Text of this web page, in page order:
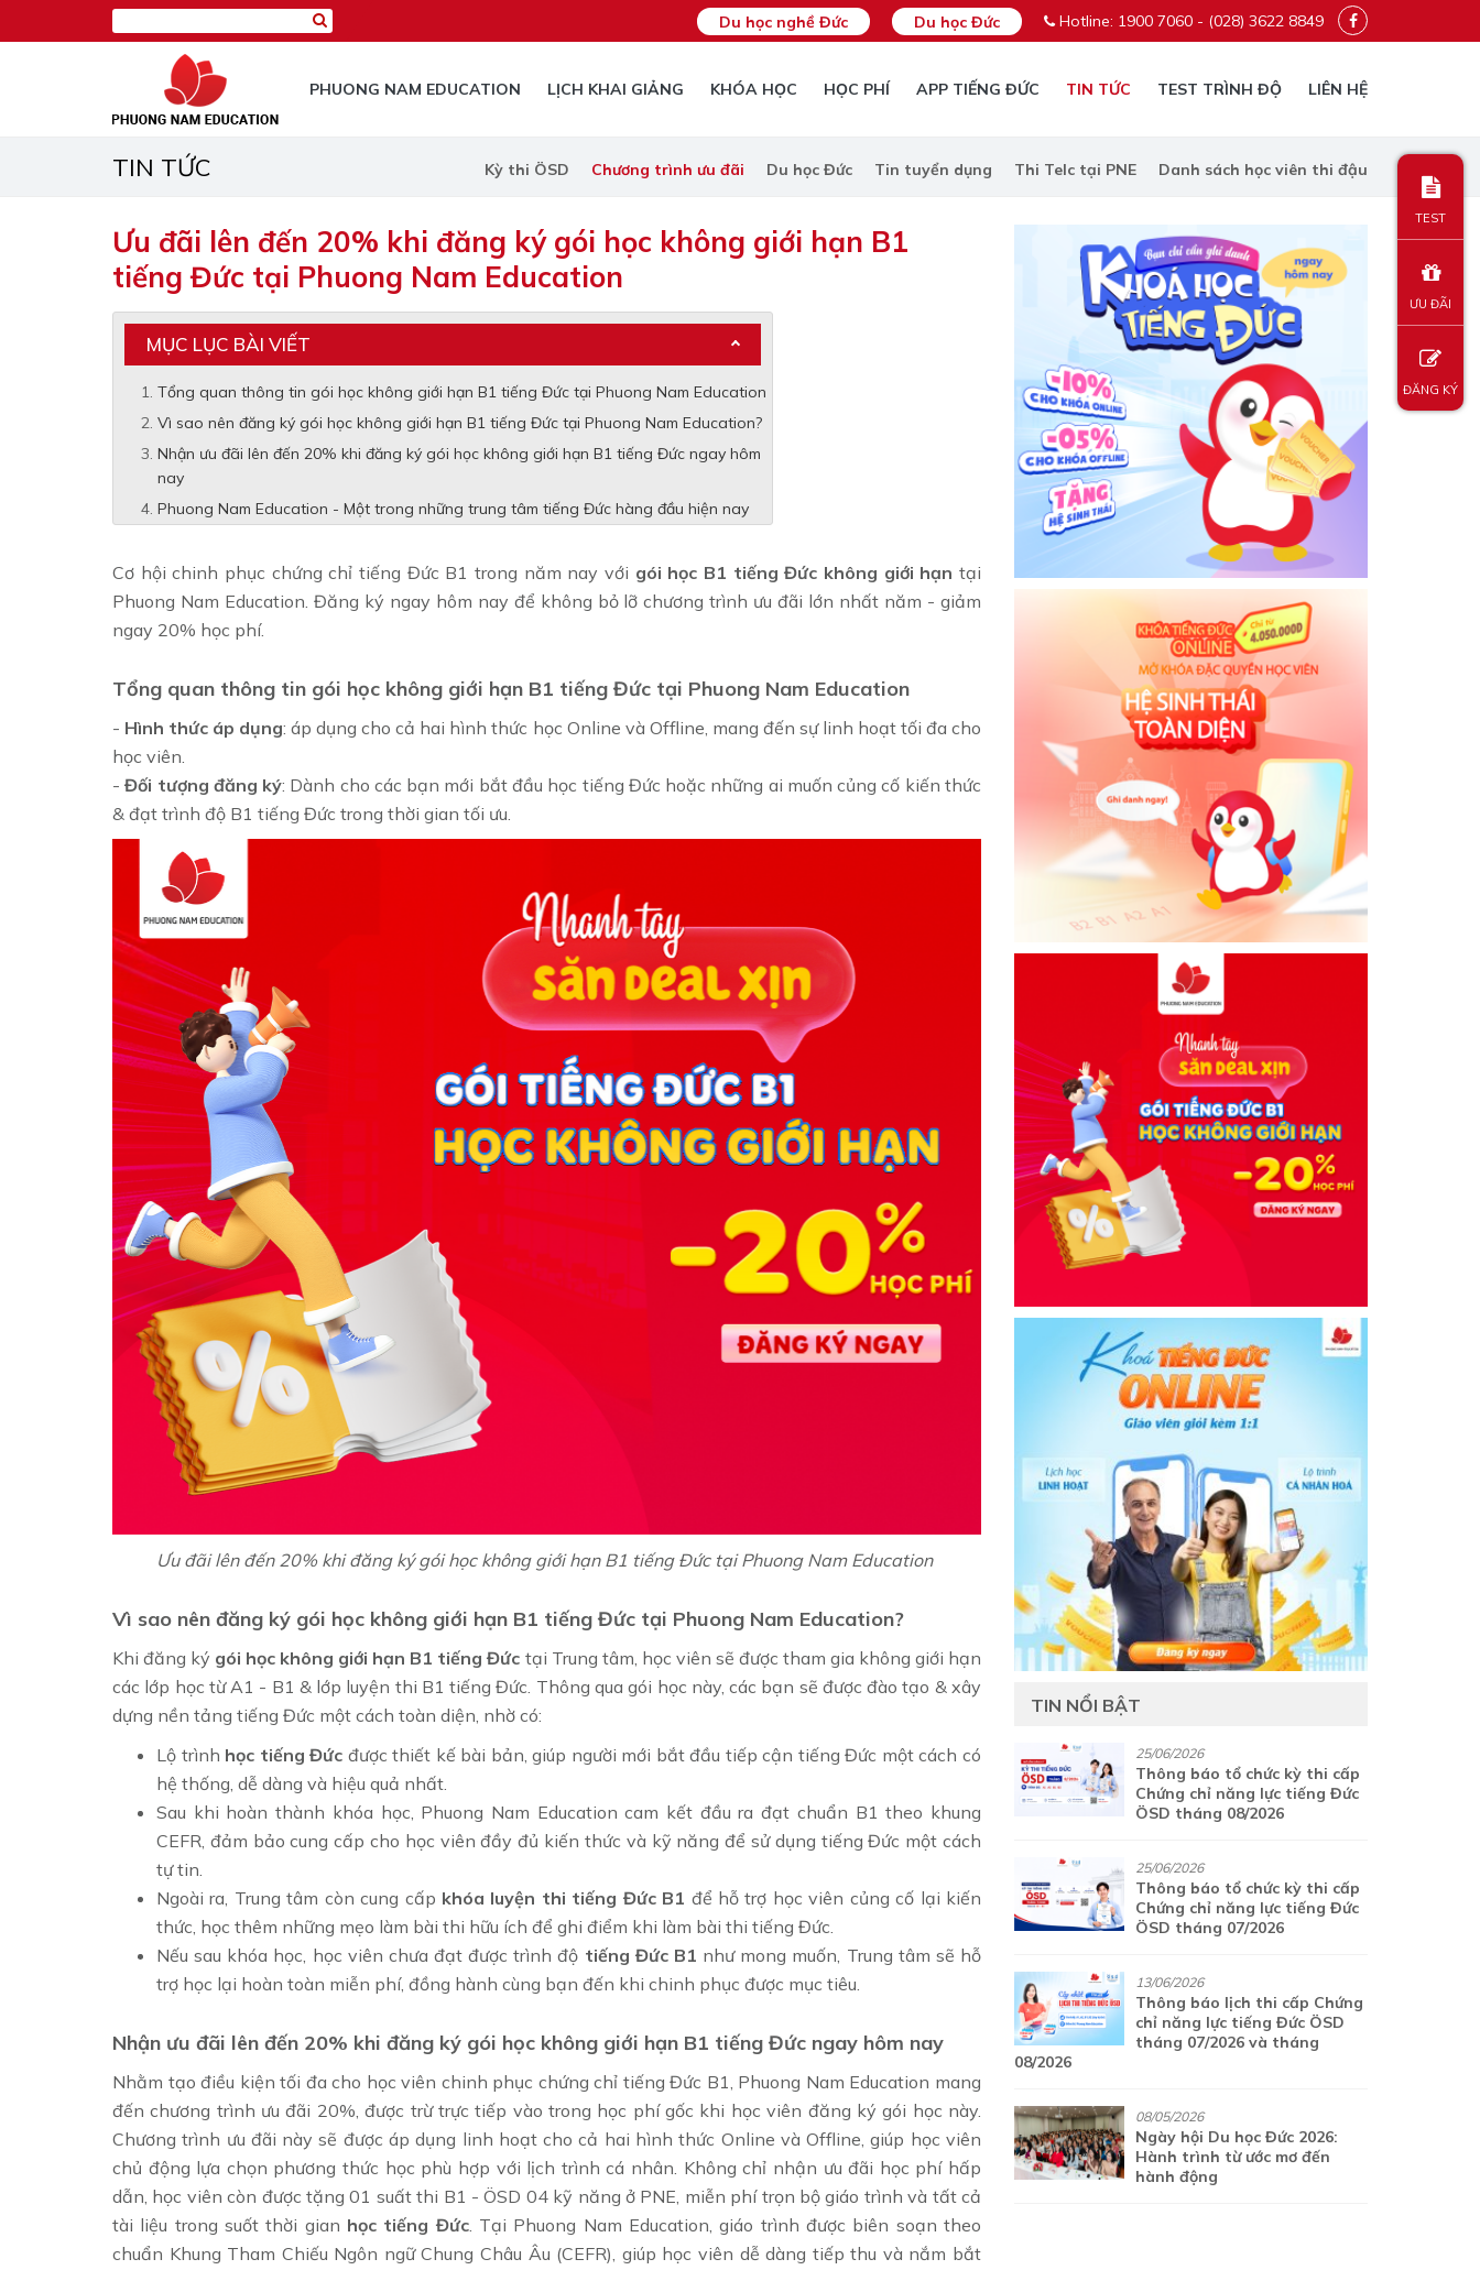
Du học nghề Đức Du học Đức Hotline: 1900 7060 - (028) 3622 8849
PHUONG NAM EDUCATION LỊCH KHAI GIẢNG KHÓA HỌC HỌC PHÍ APP TIẾNG ĐỨC TIN TỨC TEST TRÌNH ĐỘ LIÊN HỆ
TIN TỨC Kỳ thi ÖSD Chương trình ưu đãi Du học Đức Tin tuyển dụng Thi Telc tại PNE Danh sách học viên thi đậu
Ưu đãi lên đến 20% khi đăng ký gói học không giới hạn B1
tiếng Đức tại Phuong Nam Education
MỤC LỤC BÀI VIẾT
Tổng quan thông tin gói học không giới hạn B1 tiếng Đức tại Phuong Nam Education
Vì sao nên đăng ký gói học không giới hạn B1 tiếng Đức tại Phuong Nam Education?
Nhận ưu đãi lên đến 20% khi đăng ký gói học không giới hạn B1 tiếng Đức ngay hôm
nay
Phuong Nam Education - Một trong những trung tâm tiếng Đức hàng đầu hiện nay
Cơ hội chinh phục chứng chỉ tiếng Đức B1 trong năm nay với gói học B1 tiếng Đức không giới hạn tại
Phuong Nam Education. Đăng ký ngay hôm nay để không bỏ lỡ chương trình ưu đãi lớn nhất năm - giảm
ngay 20% học phí.
Tổng quan thông tin gói học không giới hạn B1 tiếng Đức tại Phuong Nam Education
- Hình thức áp dụng: áp dụng cho cả hai hình thức học Online và Offline, mang đến sự linh hoạt tối đa cho
học viên.
-Đối tượng đăng ký: Dành cho các bạn mới bắt đầu học tiếng Đức hoặc những ai muốn củng cố kiến thức
& đạt trình độ B1 tiếng Đức trong thời gian tối ưu.
Ưu đãi lên đến 20% khi đăng ký gói học không giới hạn B1 tiếng Đức tại Phuong Nam Education
Vì sao nên đăng ký gói học không giới hạn B1 tiếng Đức tại Phuong Nam Education?
Khi đăng ký gói học không giới hạn B1 tiếng Đức tại Trung tâm, học viên sẽ được tham gia không giới hạn
các lớp học từ A1 - B1 & lớp luyện thi B1 tiếng Đức. Thông qua gói học này, các bạn sẽ được đào tạo & xây
dựng nền tảng tiếng Đức một cách toàn diện, nhờ có:
Lộ trình học tiếng Đức được thiết kế bài bản, giúp người mới bắt đầu tiếp cận tiếng Đức một cách có
hệ thống, dễ dàng và hiệu quả nhất.
Sau khi hoàn thành khóa học, Phuong Nam Education cam kết đầu ra đạt chuẩn B1 theo khung
CEFR, đảm bảo cung cấp cho học viên đầy đủ kiến thức và kỹ năng để sử dụng tiếng Đức một cách
tự tin.
Ngoài ra, Trung tâm còn cung cấp khóa luyện thi tiếng Đức B1 để hỗ trợ học viên củng cố lại kiến
thức, học thêm những mẹo làm bài thi hữu ích để ghi điểm khi làm bài thi tiếng Đức.
Nếu sau khóa học, học viên chưa đạt được trình độ tiếng Đức B1 như mong muốn, Trung tâm sẽ hỗ
trợ học lại hoàn toàn miễn phí, đồng hành cùng bạn đến khi chinh phục được mục tiêu.
Nhận ưu đãi lên đến 20% khi đăng ký gói học không giới hạn B1 tiếng Đức ngay hôm nay
Nhằm tạo điều kiện tối đa cho học viên chinh phục chứng chỉ tiếng Đức B1, Phuong Nam Education mang
đến chương trình ưu đãi 20%, được trừ trực tiếp vào trong học phí gốc khi học viên đăng ký gói học này.
Chương trình ưu đãi này sẽ được áp dụng linh hoạt cho cả hai hình thức Online và Offline, giúp học viên
chủ động lựa chọn phương thức học phù hợp với lịch trình cá nhân. Không chỉ nhận ưu đãi học phí hấp
dẫn, học viên còn được tặng 01 suất thi B1 - ÖSD 04 kỹ năng ở PNE​, miễn phí trọn bộ giáo trình và tất cả
tài liệu trong suốt thời gian học tiếng Đức. Tại Phuong Nam Education, giáo trình được biên soạn theo
chuẩn Khung Tham Chiếu Ngôn ngữ Chung Châu Âu (CEFR), giúp học viên dễ dàng tiếp thu và nắm bắt
TIN NỔI BẬT
25/06/2026
Thông báo tổ chức kỳ thi cấp
Chứng chỉ năng lực tiếng Đức
ÖSD tháng 08/2026
25/06/2026
Thông báo tổ chức kỳ thi cấp
Chứng chỉ năng lực tiếng Đức
ÖSD tháng 07/2026
13/06/2026
Thông báo lịch thi cấp Chứng
chỉ năng lực tiếng Đức ÖSD
tháng 07/2026 và tháng
08/2026
08/05/2026
Ngày hội Du học Đức 2026:
Hành trình từ ước mơ đến
hành động
TEST
ƯU ĐÃI
ĐĂNG KÝ